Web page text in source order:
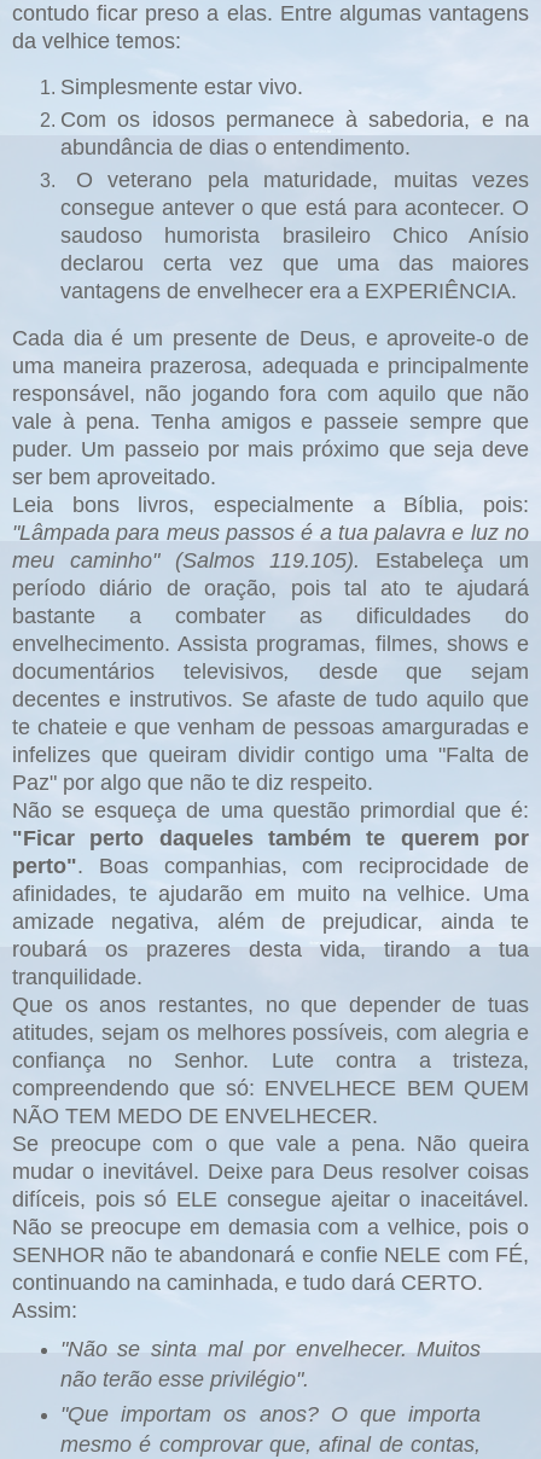
contudo ficar preso a elas. Entre algumas vantagens
da velhice temos:
Simplesmente estar vivo.
Com os idosos permanece à sabedoria, e na
abundância de dias o entendimento.
O veterano pela maturidade, muitas vezes
consegue antever o que está para acontecer. O
saudoso humorista brasileiro Chico Anísio
declarou certa vez que uma das maiores
vantagens de envelhecer era a EXPERIÊNCIA.
Cada dia é um presente de Deus, e aproveite-o de
uma maneira prazerosa, adequada e principalmente
responsável, não jogando fora com aquilo que não
vale à pena. Tenha amigos e passeie sempre que
puder. Um passeio por mais próximo que seja deve
ser bem aproveitado.
Leia bons livros, especialmente a Bíblia, pois:
"Lâmpada para meus passos é a tua palavra e luz no
meu caminho" (Salmos 119.105). Estabeleça um
período diário de oração, pois tal ato te ajudará
bastante a combater as dificuldades do
envelhecimento. Assista programas, filmes, shows e
documentários televisivos, desde que sejam
decentes e instrutivos. Se afaste de tudo aquilo que
te chateie e que venham de pessoas amarguradas e
infelizes que queiram dividir contigo uma "Falta de
Paz" por algo que não te diz respeito.
Não se esqueça de uma questão primordial que é:
"Ficar perto daqueles também te querem por
perto". Boas companhias, com reciprocidade de
afinidades, te ajudarão em muito na velhice. Uma
amizade negativa, além de prejudicar, ainda te
roubará os prazeres desta vida, tirando a tua
tranquilidade.
Que os anos restantes, no que depender de tuas
atitudes, sejam os melhores possíveis, com alegria e
confiança no Senhor. Lute contra a tristeza,
compreendendo que só: ENVELHECE BEM QUEM
NÃO TEM MEDO DE ENVELHECER.
Se preocupe com o que vale a pena. Não queira
mudar o inevitável. Deixe para Deus resolver coisas
difíceis, pois só ELE consegue ajeitar o inaceitável.
Não se preocupe em demasia com a velhice, pois o
SENHOR não te abandonará e confie NELE com FÉ,
continuando na caminhada, e tudo dará CERTO.
Assim:
"Não se sinta mal por envelhecer. Muitos
não terão esse privilégio".
"Que importam os anos? O que importa
mesmo é comprovar que, afinal de contas,